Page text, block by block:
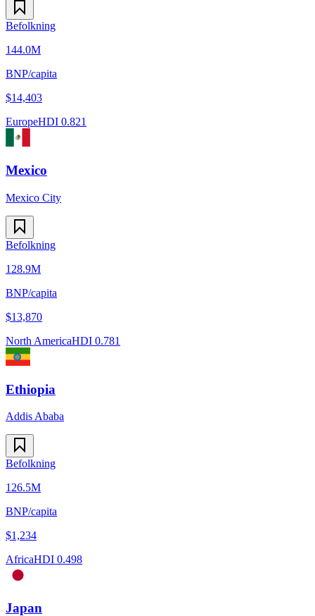
Befolkning
144.0M
BNP/capita
$14,403
EuropeHDI 0.821
Mexico
Mexico City
Befolkning
128.9M
BNP/capita
$13,870
North AmericaHDI 0.781
Ethiopia
Addis Ababa
Befolkning
126.5M
BNP/capita
$1,234
AfricaHDI 0.498
Japan